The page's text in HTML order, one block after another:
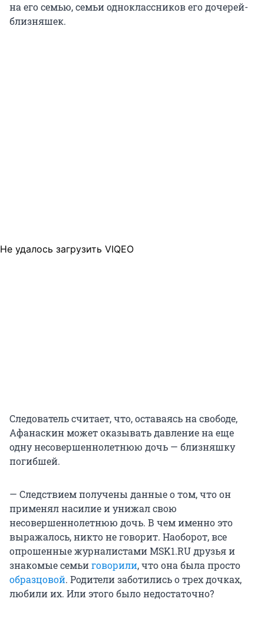
на его семью, семьи одноклассников его дочерей-
близняшек.
Не удалось загрузить VIQEO
Следователь считает, что, оставаясь на свободе,
Афанаскин может оказывать давление на еще
одну несовершеннолетнюю дочь — близняшку
погибшей.
— Следствием получены данные о том, что он
применял насилие и унижал свою
несовершеннолетнюю дочь. В чем именно это
выражалось, никто не говорит. Наоборот, все
опрошенные журналистами MSK1.RU друзья и
знакомые семьиговорили, что она была просто
образцовой. Родители заботились о трех дочках,
любили их. Или этого было недостаточно?